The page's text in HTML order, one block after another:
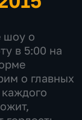
шоу о
в 5:00 на
о главных